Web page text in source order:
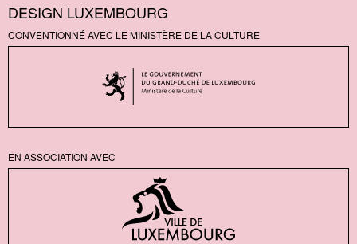
DESIGN LUXEMBOURG
CONVENTIONNÉ AVEC LE MINISTÈRE DE LA CULTURE
EN ASSOCIATION AVEC